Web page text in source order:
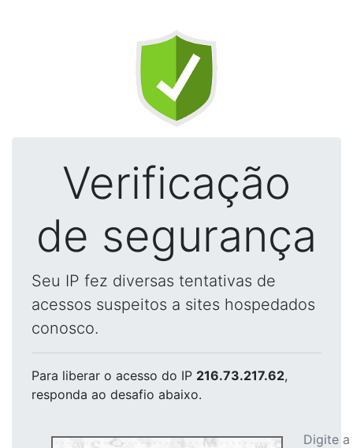
Verificação
de segurança
Seu IP fez diversas tentativas de
acessos suspeitos a sites hospedados
conosco.
Para liberar o acesso do IP 216.73.217.62,
responda ao desafio abaixo.
Digite